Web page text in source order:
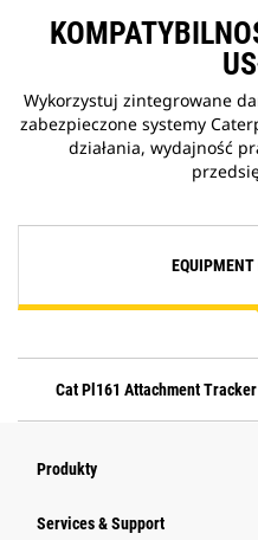
Wykorzystuj zintegrowane
zabezpieczone systemy
działania, wydajność
Cat Pl161 Attachment Tracker
Produkty
Services & Support